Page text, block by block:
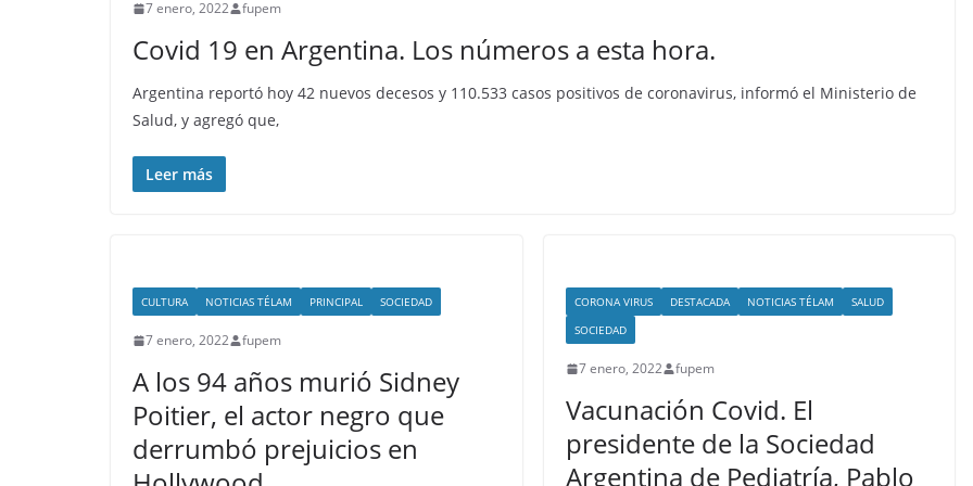
7 enero, 2022 fupem
Covid 19 en Argentina. Los números a esta hora.
Argentina reportó hoy 42 nuevos decesos y 110.533 casos positivos de coronavirus, informó el Ministerio de
Salud, y agregó que,
Leer más
CULTURA NOTICIAS TÉLAM PRINCIPAL SOCIEDAD
7 enero, 2022 fupem
A los 94 años murió Sidney
Poitier, el actor negro que
derrumbó prejuicios en
CORONA VIRUS DESTACADA NOTICIAS TÉLAM
SALUD
SOCIEDAD
7 enero, 2022 fupem
Vacunación Covid. El
presidente de la Sociedad
Argentina de Pediatría, Pablo